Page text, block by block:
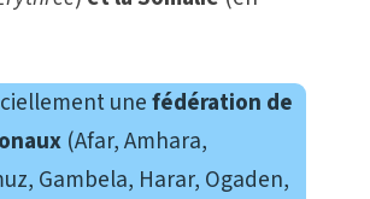
unefédération de
(Afar, Amhara,
Gambela, Harar, Ogaden,